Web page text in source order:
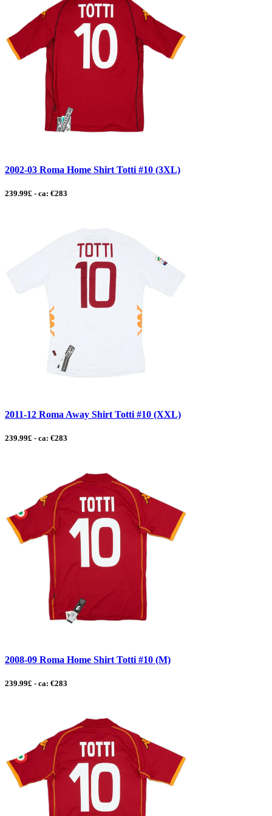
2002-03 Roma Home Shirt Totti #10 (3XL)
239.99£ - ca: €283
2011-12 Roma Away Shirt Totti #10 (XXL)
239.99£ - ca: €283
2008-09 Roma Home Shirt Totti #10 (M)
239.99£ - ca: €283